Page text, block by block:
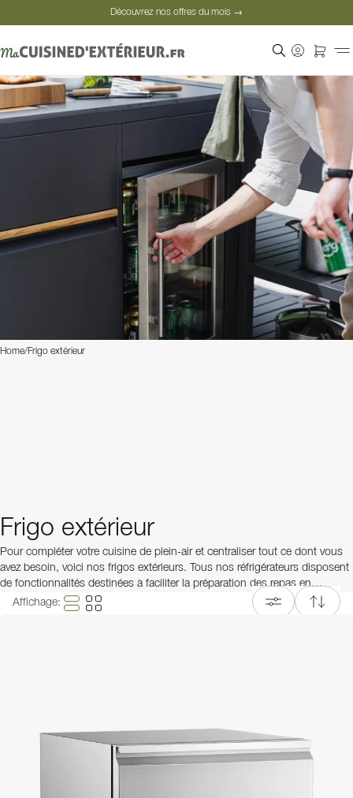
Découvrez nos offres du mois →
Découvrez nos offres du mois →
Home/Frigo extérieur
Frigo extérieur
Pour compléter votre cuisine de plein-air et centraliser tout ce dont vous
avez besoin, voici nos frigos extérieurs. Tous nos réfrigérateurs disposent
de fonctionnalités destinées à faciliter la préparation des repas en
extérieur. Nous proposons des réfrigérateurs indépendants ou
encastrables aux finitions variées – tout pour vous permettre de trouver le
Affichage: